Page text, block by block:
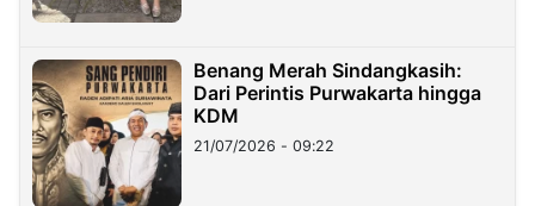
Benang Merah Sindangkasih:
Dari Perintis Purwakarta hingga
KDM
21/07/2026 - 09:22